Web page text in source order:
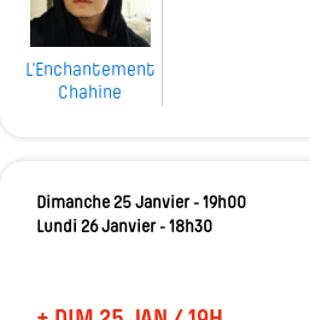
L'Enchantement
Chahine
Dimanche 25 Janvier - 19h00
Lundi 26 Janvier - 18h30